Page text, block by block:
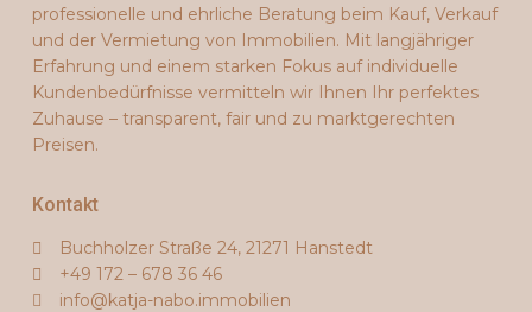
professionelle und ehrliche Beratung beim Kauf, Verkauf
und der Vermietung von Immobilien. Mit langjähriger
Erfahrung und einem starken Fokus auf individuelle
Kundenbedürfnisse vermitteln wir Ihnen Ihr perfektes
Zuhause – transparent, fair und zu marktgerechten
Preisen.
Kontakt
Buchholzer Straße 24, 21271 Hanstedt
+49 172 – 678 36 46
info@katja-nabo.immobilien